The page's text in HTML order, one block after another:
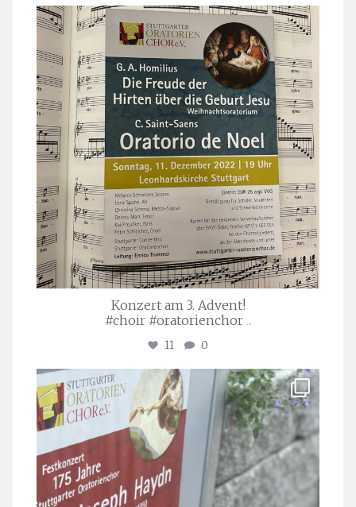
stuttgarter_oratorienchor
Nov. 29
Konzert am 3. Advent!
#choir #oratorienchor ...
11 0
stuttgarter_oratorienchor
Juli 23